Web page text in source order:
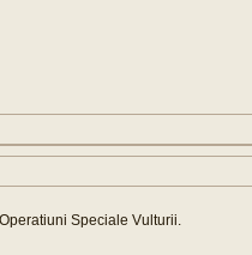
Speciale Vulturii.